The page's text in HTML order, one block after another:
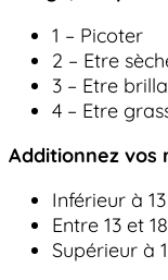
1 – Picoter
2 – Etre
3 – Etre
4 – Etre
Additionnez vos
Inférieur à
Entre 13 et
Supérieur à